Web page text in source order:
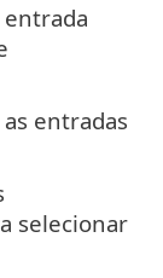
entrada
entradas
selecionar